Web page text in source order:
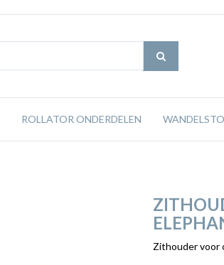
ROLLATOR ONDERDELEN
Zithouder voor